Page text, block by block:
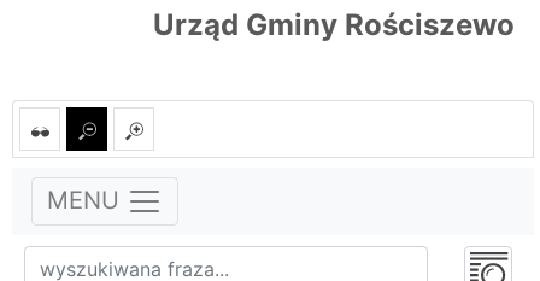
Urząd Gminy Rościszewo
MENU